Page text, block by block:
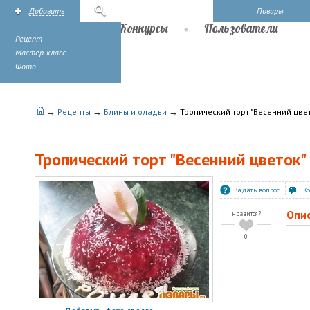
Повары
Добавить
Рецепт
Мастер-класс
Фото
Конкурсы Пользователи
→ Рецепты → Блины и оладьи → Тропический торт "Весенний
Тропический торт "Весенний цветок"
Задать вопрос
нравится?
0